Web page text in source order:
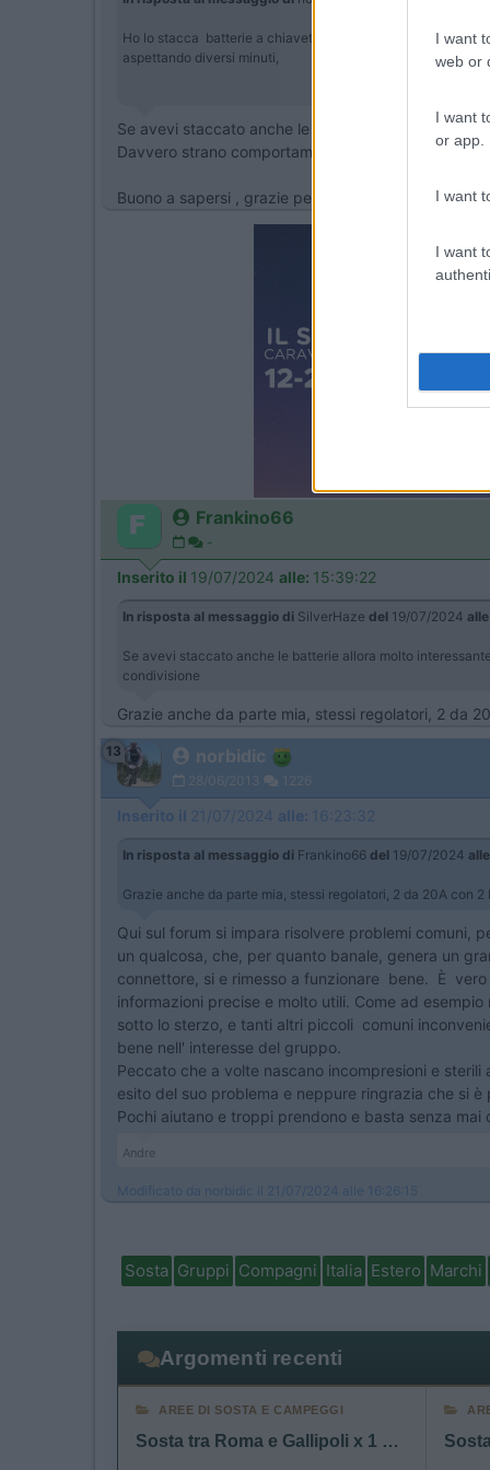
I want
web or
I want
or app.
I want
I want
Ho lo stacca batterie a chiavetta, ho usato il tester sulle
aspettando diversi minuti,
Se avevi staccato anche le batterie allora molto
Davvero strano comportamento.Evidentemente
Buono a sapersi , grazie per la condivisione
Frankino66
-
Inserito il 19/07/2024 alle: 15:39:22
In risposta al messaggio di SilverHaze del 19/07/2024 alle
Se avevi staccato anche le batterie allora molto
condivisione
Grazie anche da parte mia, stessi regolatori, 2 da
13 norbidic
28/06/2013 1226
Inserito il 21/07/2024 alle: 16:23:32
In risposta al messaggio di Frankino66 del 19/07/2024 alle
Grazie anche da parte mia, stessi regolatori, 2 da 20A con 2
Qui sul forum si impara risolvere problemi
un qualcosa, che, per quanto banale, genera un
connettore, si e rimesso a funzionare bene. È
informazioni precise e molto utili. Come ad
sotto lo sterzo, e tanti altri piccoli comuni
bene nell' interesse del gruppo.
Peccato che a volte nascano incompresioni e
esito del suo problema e neppure ringrazia che si
Pochi aiutano e troppi prendono e basta senza mai
Andre
Modificato da norbidic il 21/07/2024 alle 16:26:15
Sosta Gruppi Compagni Italia Estero Marchi
Argomenti recenti
AREE DI SOSTA E CAMPEGGI
Sosta tra Roma e Gallipoli x 1 notte